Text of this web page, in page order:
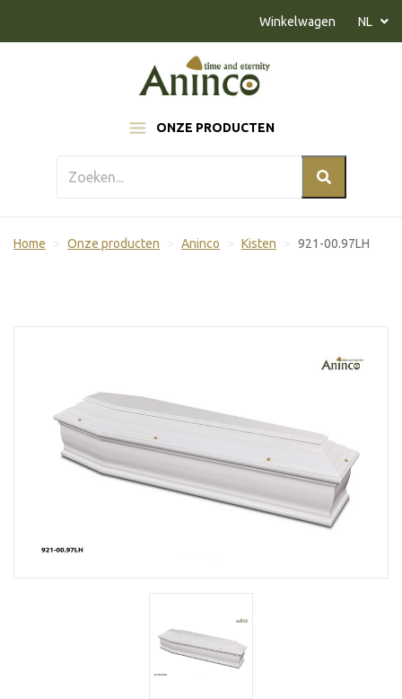
ONZE PRODUCTEN
Winkelwagen NL
Home Onze producten Aninco Kisten 921-00.97LH